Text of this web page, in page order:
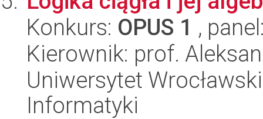
Konkurs: OPUS 1 ,
Kierownik: prof.
Uniwersytet
Informatyki